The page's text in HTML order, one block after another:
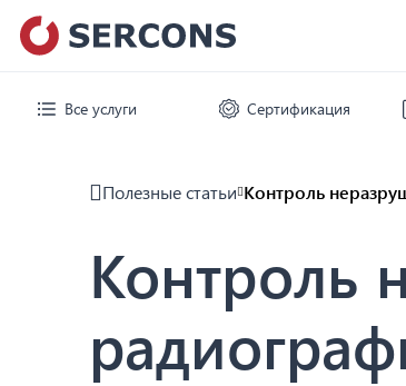
Все услуги Сертификация
Полезные статьи Контроль
Контроль